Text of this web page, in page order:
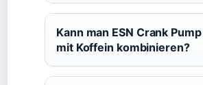
Kann man ESN Crank
mit Koffein kombinieren?